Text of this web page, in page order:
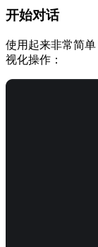
开始对话
使用起来非常简
视化操作：